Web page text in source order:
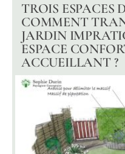
TROIS ESPACES
COMMENT
JARDIN
ESPACE
ACCUEILLANT ?